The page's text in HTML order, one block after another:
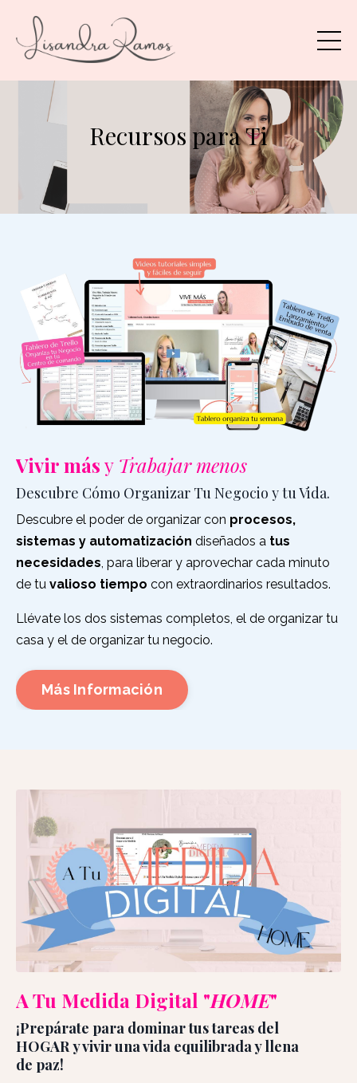
Recursos para Ti
Vivir másy Trabajar menos
Descubre Cómo Organizar Tu Negocio y tu Vida.
Descubre el poder de organizar con procesos,
sistemas y automatización diseñados a tus
necesidades, para liberar y aprovechar cada minuto
de tu valioso tiempo con extraordinarios resultados.
Llévate los dos sistemas completos, el de organizar tu
casa y el de organizar tu negocio.
Más Información
A Tu Medida Digital "HOME"
¡Prepárate para dominar tus tareas del
HOGAR y vivir una vida equilibrada y llena
de paz!